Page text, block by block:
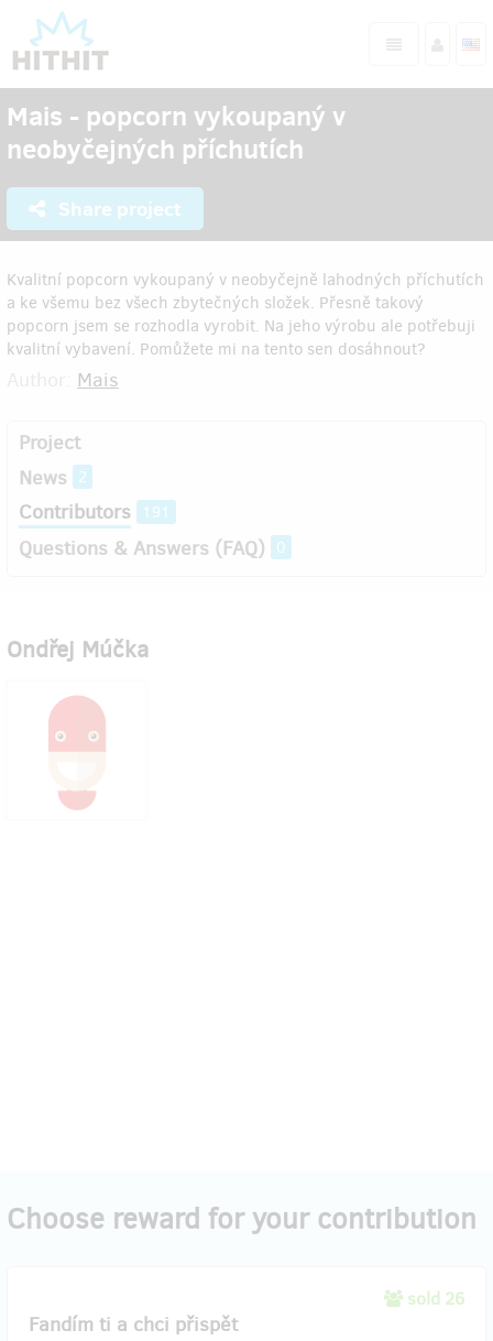
Mais - popcorn vykoupaný v
neobyčejných příchutích
Share project
Kvalitní popcorn vykoupaný v neobyčejně lahodných příchutích
a ke všemu bez všech zbytečných složek. Přesně takový
popcorn jsem se rozhodla vyrobit. Na jeho výrobu ale potřebuji
kvalitní vybavení. Pomůžete mi na tento sen dosáhnout?
Mais
Project
News
2
Contributors 191
Questions & Answers (FAQ) 0
Ondřej Múčka
Choose reward for your contribution
sold 26
Fandím ti a chci přispět